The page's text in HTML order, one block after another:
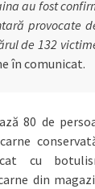
au fost
provocate
de 132
în comunicat.
80 de
cu
din